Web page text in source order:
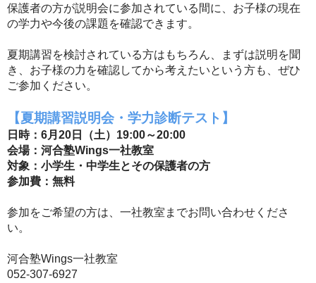
保護者の方が説明会に参加されている間に、お子様の現在
の学力や今後の課題を確認できます。
夏期講習を検討されている方はもちろん、まずは説明を聞
き、お子様の力を確認してから考えたいという方も、ぜひ
ご参加ください。
【夏期講習説明会・学力診断テスト】
日時：6月20日（土）19:00～20:00
会場：河合塾Wings一社教室
対象：小学生・中学生とその保護者の方
参加費：無料
参加をご希望の方は、一社教室までお問い合わせくださ
い。
河合塾Wings一社教室
052-307-6927